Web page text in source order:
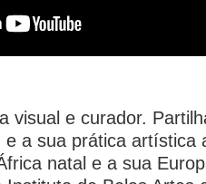
visual e curador.
e a sua prática artística
natal e a sua